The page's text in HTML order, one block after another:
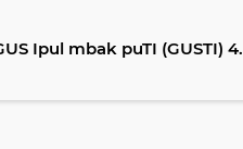
Ipul mbak puTI (GUSTI) 4.